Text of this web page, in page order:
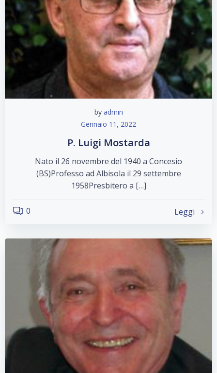
by admin
Gennaio 11, 2022
P. Luigi Mostarda
Nato il 26 novembre del 1940 a Concesio
(BS)Professo ad Albisola il 29 settembre
1958Presbitero a […]
0 Leggi